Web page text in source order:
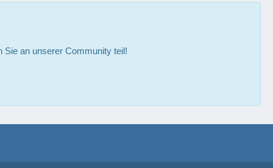
Sie an unserer Community teil!